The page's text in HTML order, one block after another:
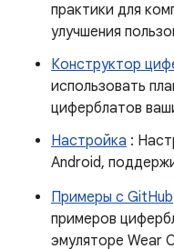
практики для
улучшения
Конструктор
использовать
циферблатов
Настройка :
Android,
Примеры с GitHub
примеров
эмуляторе Wear